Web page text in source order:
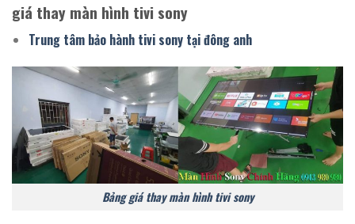
giá thay màn hình tivi sony
Trung tâm bảo hành tivi sony tại đông anh
Bảng giá thay màn hình tivi sony